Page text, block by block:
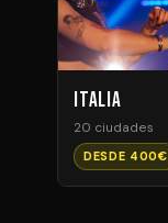
Italia
20 ciudades
DESDE 400€